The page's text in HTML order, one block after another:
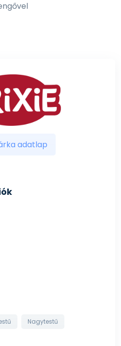
adatlap
Nagytestű